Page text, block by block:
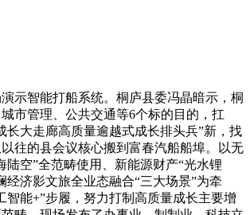
智能打船系统。桐庐县委冯晶暗示，桐
市管理、公共交通等6个标的目的，扛
长大走廊高质量逾越式成长排头兵”新，找
往的县会议核心搬到富春汽船船埠。以无
陆空”全范畴使用、新能源财产“光水锂
经济影文旅全业态融合“三大场景”为牵
智能+”步履，努力打制高质量成长主要增